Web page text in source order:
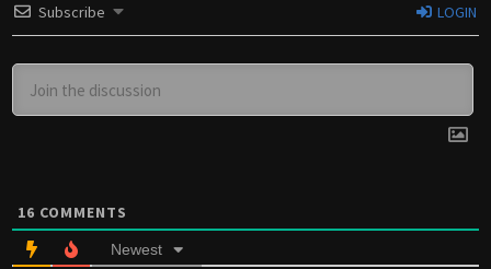
Subscribe LOGIN
16 COMMENTS
Newest